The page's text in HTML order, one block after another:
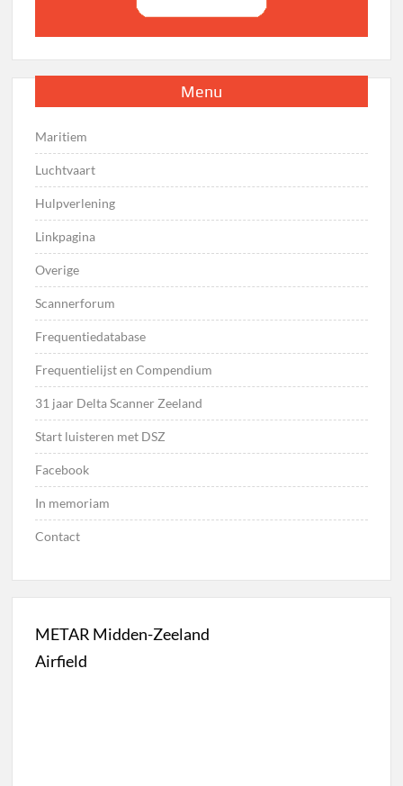
Menu
Maritiem
Luchtvaart
Hulpverlening
Linkpagina
Overige
Scannerforum
Frequentiedatabase
Frequentielijst en Compendium
31 jaar Delta Scanner Zeeland
Start luisteren met DSZ
Facebook
In memoriam
Contact
METAR Midden-Zeeland
Airfield